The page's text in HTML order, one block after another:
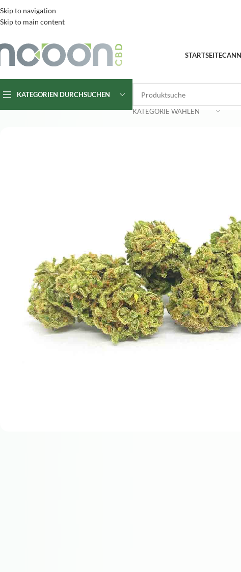
Skip to navigation
Skip to main content
STARTSEITE
KATEGORIEN DURCHSUCHEN
KATEGORIE WÄHLEN